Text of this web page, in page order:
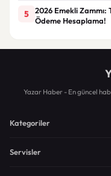
5
2026 Emekli
Ödeme Hesaplama!
Yazar Haber - En güncel
Kategoriler
Servisler